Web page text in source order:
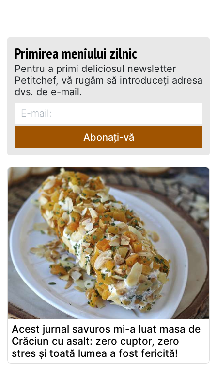
Primirea meniului zilnic
Pentru a primi deliciosul newsletter
Petitchef, vă rugăm să introduceţi adresa
dvs. de e-mail.
Abonați-vă
Acest jurnal savuros mi-a luat masa de
Crăciun cu asalt: zero cuptor, zero
stres și toată lumea a fost fericită!